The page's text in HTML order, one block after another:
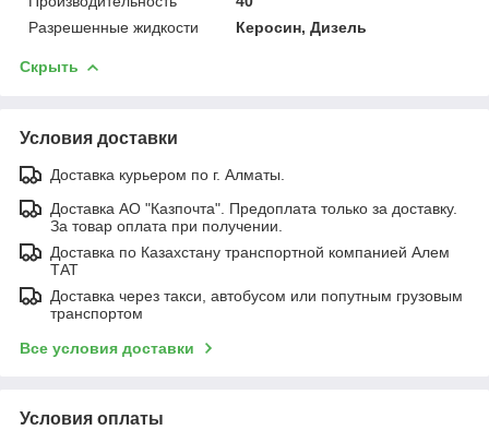
Разрешенные жидкости
Керосин, Дизель
Скрыть
Условия доставки
Доставка курьером по г. Алматы.
Доставка АО "Казпочта". Предоплата только за доставку.
За товар оплата при получении.
Доставка по Казахстану транспортной компанией Алем
ТАТ
Доставка через такси, автобусом или попутным грузовым
транспортом
Все условия доставки
Условия оплаты